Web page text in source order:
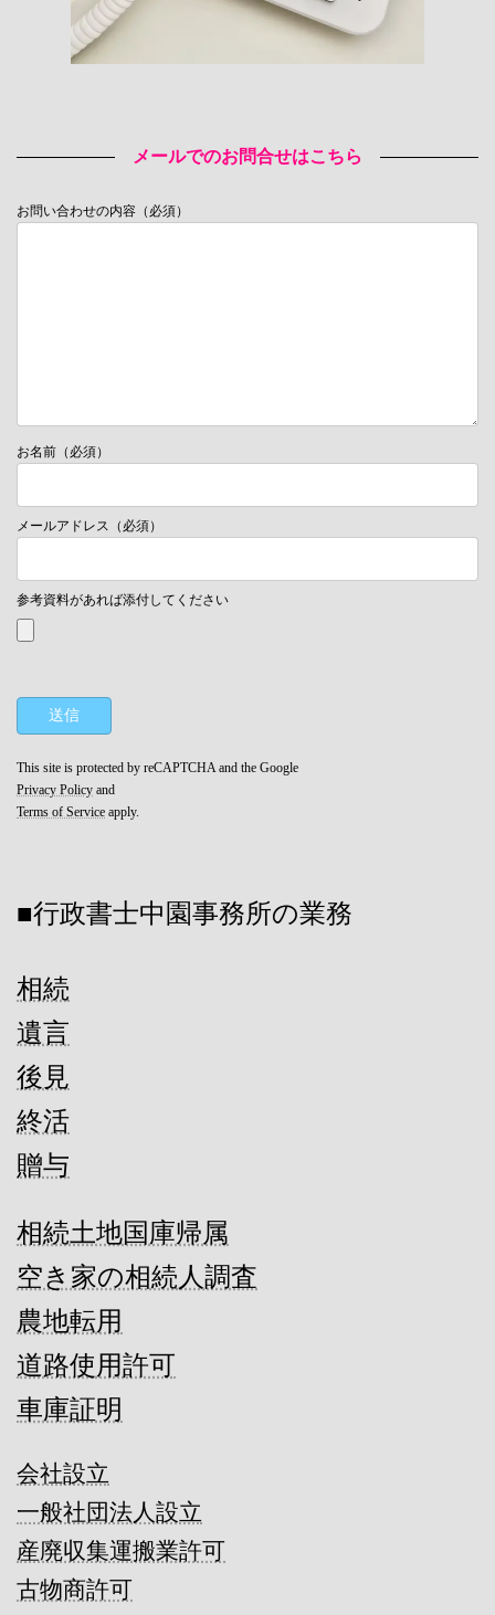
メールでのお問合せはこちら
お問い合わせの内容（必須）
お名前（必須）
メールアドレス（必須）
参考資料があれば添付してください
This site is protected by reCAPTCHA and the Google
Privacy Policy and
Terms of Service apply.
■行政書士中園事務所の業務
相続
遺言
後見
終活
贈与
相続土地国庫帰属
空き家の相続人調査
農地転用
道路使用許可
車庫証明
会社設立
一般社団法人設立
産廃収集運搬業許可
古物商許可